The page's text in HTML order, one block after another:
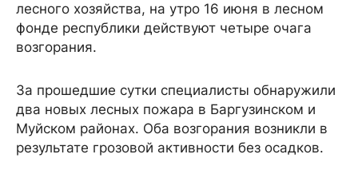
лесного хозяйства, на утро 16 июня в лесном
фонде республики действуют четыре очага
возгорания.
За прошедшие сутки специалисты обнаружили
два новых лесных пожара в Баргузинском и
Муйском районах. Оба возгорания возникли в
результате грозовой активности без осадков.